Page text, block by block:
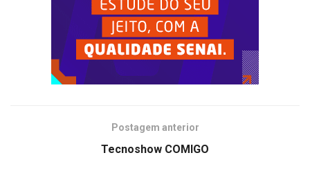
Postagem anterior
Tecnoshow COMIGO